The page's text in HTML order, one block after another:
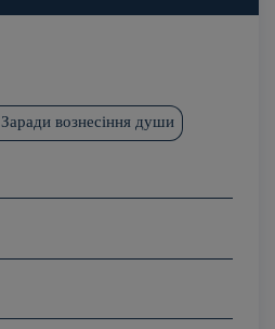
Заради вознесіння души